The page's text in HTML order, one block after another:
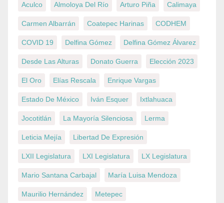
Aculco Almoloya Del Río Arturo Piña Calimaya
Carmen Albarrán Coatepec Harinas CODHEM
COVID 19 Delfina Gómez Delfina Gómez Álvarez
Desde Las Alturas Donato Guerra Elección 2023
El Oro Elías Rescala Enrique Vargas
Estado De México Iván Esquer Ixtlahuaca
Jocotitlán La Mayoría Silenciosa Lerma
Leticia Mejía Libertad De Expresión
LXII Legislatura LXI Legislatura LX Legislatura
Mario Santana Carbajal María Luisa Mendoza
Maurilio Hernández Metepec